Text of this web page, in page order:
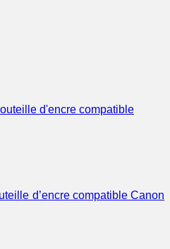
d’encre compatible Canon